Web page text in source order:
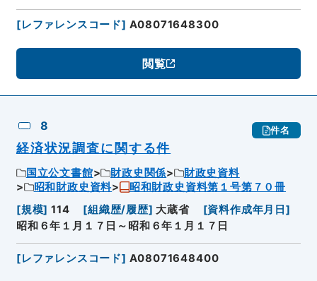
[レファレンスコード] A08071648300
閲覧
8 件名
経済状況調査に関する件
国立公文書館 財政史関係
財政史資料
昭和財政史資料
昭和財政史資料第１号第７０冊
[規模] 114 [組織歴/履歴] 大蔵省 [資料作成年月日]
昭和６年１月１７日～昭和６年１月１７日
[レファレンスコード] A08071648400